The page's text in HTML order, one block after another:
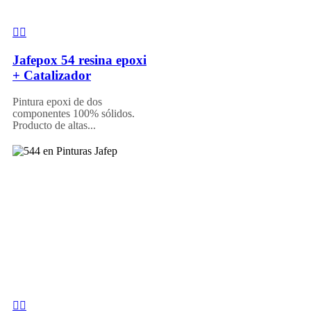
Jafepox 54 resina epoxi
+ Catalizador
Pintura epoxi de dos
componentes 100% sólidos.
Producto de altas...